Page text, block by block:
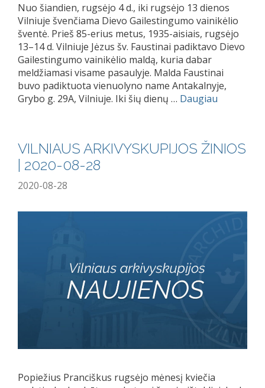
Nuo šiandien, rugsėjo 4 d., iki rugsėjo 13 dienos
Vilniuje švenčiama Dievo Gailestingumo vainikėlio
šventė. Prieš 85-erius metus, 1935-aisiais, rugsėjo
13–14 d. Vilniuje Jėzus šv. Faustinai padiktavo Dievo
Gailestingumo vainikėlio maldą, kuria dabar
meldžiamasi visame pasaulyje. Malda Faustinai
buvo padiktuota vienuolyno name Antakalnyje,
Grybo g. 29A, Vilniuje. Iki šių dienų … Daugiau
VILNIAUS ARKIVYSKUPIJOS ŽINIOS
| 2020-08-28
2020-08-28
Popiežius Pranciškus rugsėjo mėnesį kviečia